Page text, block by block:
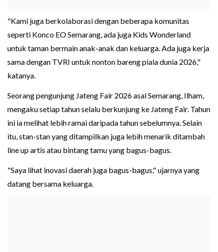
"Kami juga berkolaborasi dengan beberapa komunitas
seperti Konco EO Semarang, ada juga Kids Wonderland
untuk taman bermain anak-anak dan keluarga. Ada juga kerja
sama dengan TVRI untuk nonton bareng piala dunia 2026,"
katanya.
Seorang pengunjung Jateng Fair 2026 asal Semarang, Ilham,
mengaku setiap tahun selalu berkunjung ke Jateng Fair. Tahun
ini ia melihat lebih ramai daripada tahun sebelumnya. Selain
itu, stan-stan yang ditampilkan juga lebih menarik ditambah
line up artis atau bintang tamu yang bagus-bagus.
"Saya lihat inovasi daerah juga bagus-bagus," ujarnya yang
datang bersama keluarga.